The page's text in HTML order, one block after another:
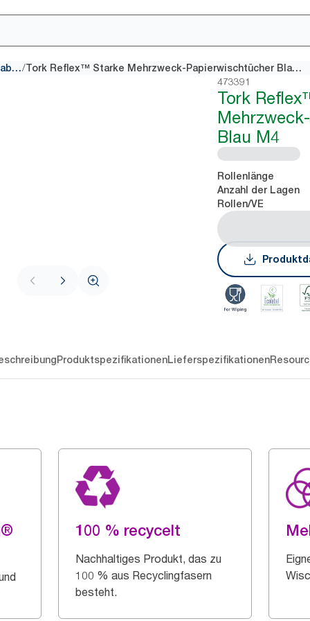
Papiertücher mit Innenabrollung/ Tork Reflex™ Starke Mehrzweck-Papierwischtücher Blau M4
473391
Tork
Blau M4
Rollenlänge
Anzahl der Lagen
Rollen/VE
ProduktspezifikationenLieferspezifikationen
100 % recycelt
Nachhaltiges Produkt, das zu
100 % aus Recyclingfasern
besteht.